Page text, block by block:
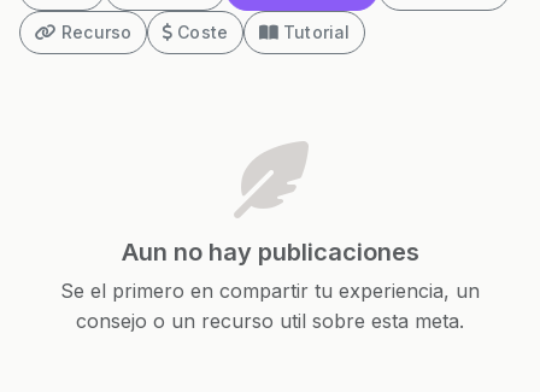
Recurso Coste Tutorial
Aun no hay publicaciones
Se el primero en compartir tu experiencia, un
consejo o un recurso util sobre esta meta.